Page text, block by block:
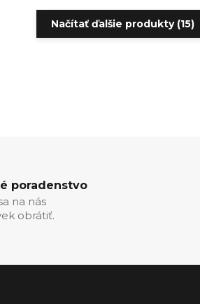
Načítať ďalšie produkty (15)
poradenstvo
na nás
obrátiť.